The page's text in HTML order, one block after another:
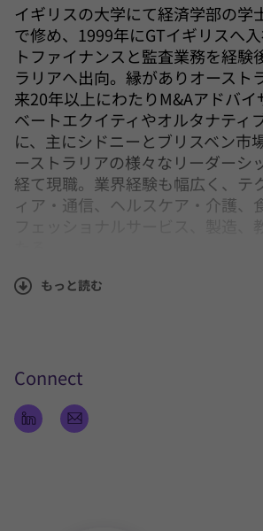
イギリスの大学にて経済学部の学
で修め、1999年にGTイギリスへ
トファイナンスと監査業務を経験
ラリアへ出向。縁がありオースト
来20年以上にわたりM&Aアドバイ
ベートエクイティやオルタナティ
に、主にシドニーとブリスベン市
ーストラリアの様々なリーダーシ
経て現職。業界経験も幅広く、テ
ィア・通信、ヘルスケア・介護、
特に秀でているのが、家族事業の
アントやチームと連携。深い対話
使命として、ビジネス機会の創出
重要局面を成功へ導く。豊富な経
もっと読む
Connect